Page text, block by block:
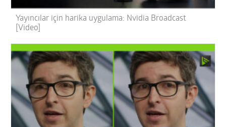
Yayıncılar için harika uygulama: Nvidia Broadcast
[Video]